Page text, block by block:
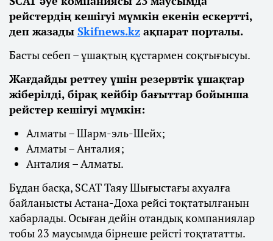
рейстердің кешігуі мүмкін екенін ескертті,
деп жазады Skifnews.kz ақпарат порталы.
Басты себеп – ұшақтың құстармен соқтығысуы.
Жағдайды реттеу үшін резервтік ұшақтар
жіберілді, бірақ кейбір бағыттар бойынша
рейстер кешігуі мүмкін:
Алматы – Шарм-эль-Шейх;
Алматы – Анталия;
Анталия – Алматы.
Бұдан басқа, SCAT Таяу Шығыстағы ахуалға
байланысты Астана-Доха рейсі тоқтатылғанын
хабарлады. Осыған дейін отандық компаниялар
тобы 23 маусымда бірнеше рейсті тоқтататты.